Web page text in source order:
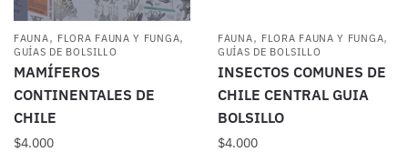
FAUNA, FLORA FAUNA Y FUNGA,
GUÍAS DE BOLSILLO
MAMÍFEROS
CONTINENTALES DE
CHILE
$4.000
FAUNA, FLORA FAUNA Y FUNGA,
GUÍAS DE BOLSILLO
INSECTOS COMUNES DE
CHILE CENTRAL GUIA
BOLSILLO
$4.000